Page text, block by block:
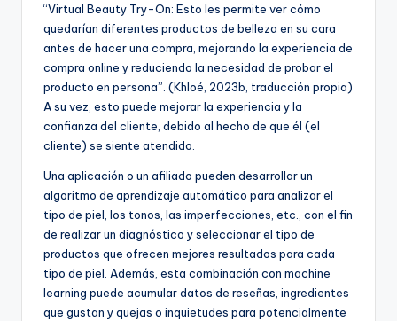
“Virtual Beauty Try-On: Esto les permite ver cómo
quedarían diferentes productos de belleza en su cara
antes de hacer una compra, mejorando la experiencia de
compra online y reduciendo la necesidad de probar el
producto en persona”. (Khloé, 2023b, traducción propia)
A su vez, esto puede mejorar la experiencia y la
confianza del cliente, debido al hecho de que él (el
cliente) se siente atendido.
Una aplicación o un afiliado pueden desarrollar un
algoritmo de aprendizaje automático para analizar el
tipo de piel, los tonos, las imperfecciones, etc., con el fin
de realizar un diagnóstico y seleccionar el tipo de
productos que ofrecen mejores resultados para cada
tipo de piel. Además, esta combinación con machine
learning puede acumular datos de reseñas, ingredientes
que gustan y quejas o inquietudes para potencialmente